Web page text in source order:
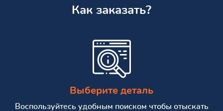
Как заказать?
Выберите деталь
Воспользуйтесь удобным поиском чтобы отыскать